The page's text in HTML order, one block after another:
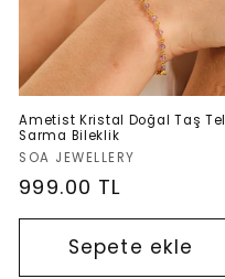
Ametist Kristal Doğal Taş Tel
Sarma Bileklik
Satıcı:
SOA JEWELLERY
Normal
fiyat
999.00 TL
Sepete ekle